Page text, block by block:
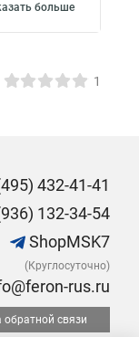
больше
1
432-41-41
132-34-54
ShopMSK7
(Круглосуточно)
rus.ru
связи